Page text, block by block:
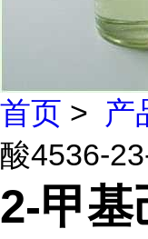
首页 > 产
酸4536-
2-甲基